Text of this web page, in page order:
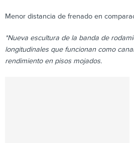
Menor distancia de frenado en
*Nueva escultura de la banda de
longitudinales que funcionan como
rendimiento en pisos mojados.